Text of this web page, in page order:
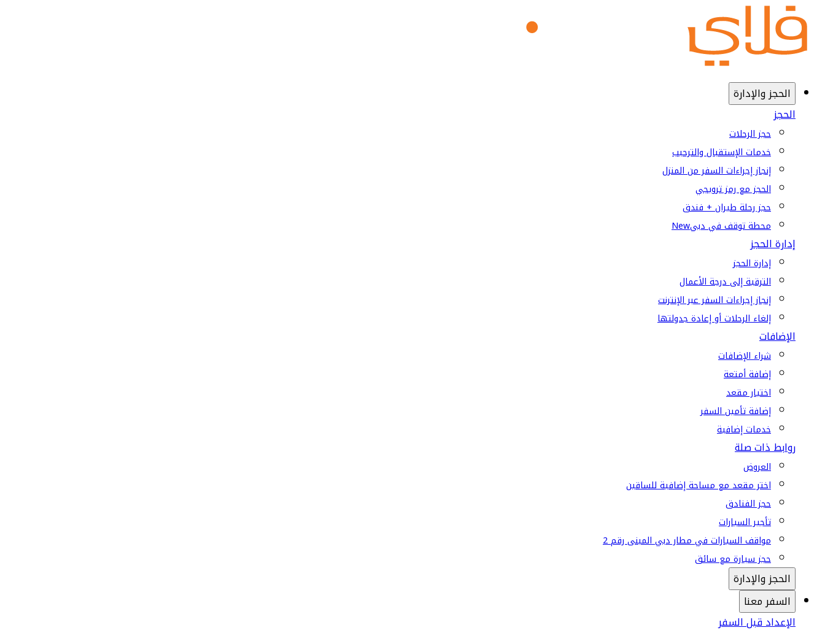
الحجز والإدارة
الحجز
حجز الرحلات
خدمات الإستقبال والترحيب
إنجاز إجراءات السفر من المنزل
الحجز مع رمز ترويجي
حجز رحلة طيران + فندق
محطة توقف في دبيNew
إدارة الحجز
إدارة الحجز
الترقية إلى درجة الأعمال
إنجاز إجراءات السفر عبر الإنترنت
إلغاء الرحلات أو إعادة جدولتها
الإضافات
شراء الإضافات
إضافة أمتعة
اختيار مقعد
إضافة تأمين السفر
خدمات إضافية
روابط ذات صلة
العروض
اختر مقعد مع مساحة إضافية للساقين
حجز الفنادق
تأجير السيارات
مواقف السيارات في مطار دبي المبنى رقم 2
حجز سيارة مع سائق
الحجز والإدارة
السفر معنا
الإعداد قبل السفر